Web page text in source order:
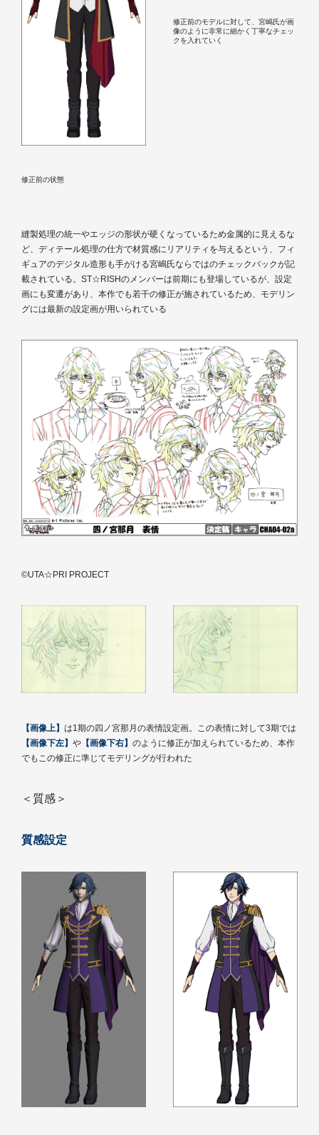
修正前の状態
修正前のモデルに対して、宮嶋氏が画
像のように非常に細かく丁寧なチェッ
クを入れていく
縫製処理の統一やエッジの形状が硬くなっているため金属的に見えるな
ど、ディテール処理の仕方で材質感にリアリティを与えるという、フィ
ギュアのデジタル造形も手がける宮嶋氏ならではのチェックバックが記
載されている。ST☆RISHのメンバーは前期にも登場しているが、設定
画にも変遷があり、本作でも若干の修正が施されているため、モデリン
グには最新の設定画が用いられている
©UTA☆PRI PROJECT
【画像上】 は1期の四ノ宮那月の表情設定画。この表情に対して3期では
【画像下左】 や 【画像下右】 のように修正が加えられているため、本作
でもこの修正に準じてモデリングが行われた
＜質感＞
質感設定